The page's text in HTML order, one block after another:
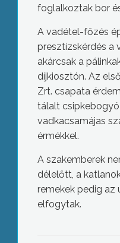
foglalkoztak bor
A vadétel-főzés
presztízskérdés a
akárcsak a
díjkiosztón. Az
Zrt. csapata
tálalt
vadkacsamájas
érmékkel.
A szakemberek
délelőtt, a
remekek pedig az
elfogytak.
Minőségirányítási